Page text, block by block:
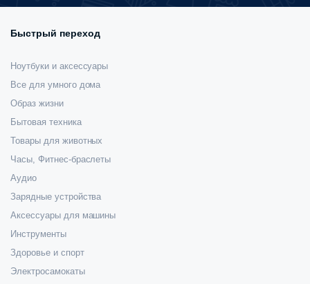
Быстрый переход
Ноутбуки и аксессуары
Все для умного дома
Образ жизни
Бытовая техника
Товары для животных
Часы, Фитнес-браслеты
Аудио
Зарядные устройства
Аксессуары для машины
Инструменты
Здоровье и спорт
Электросамокаты